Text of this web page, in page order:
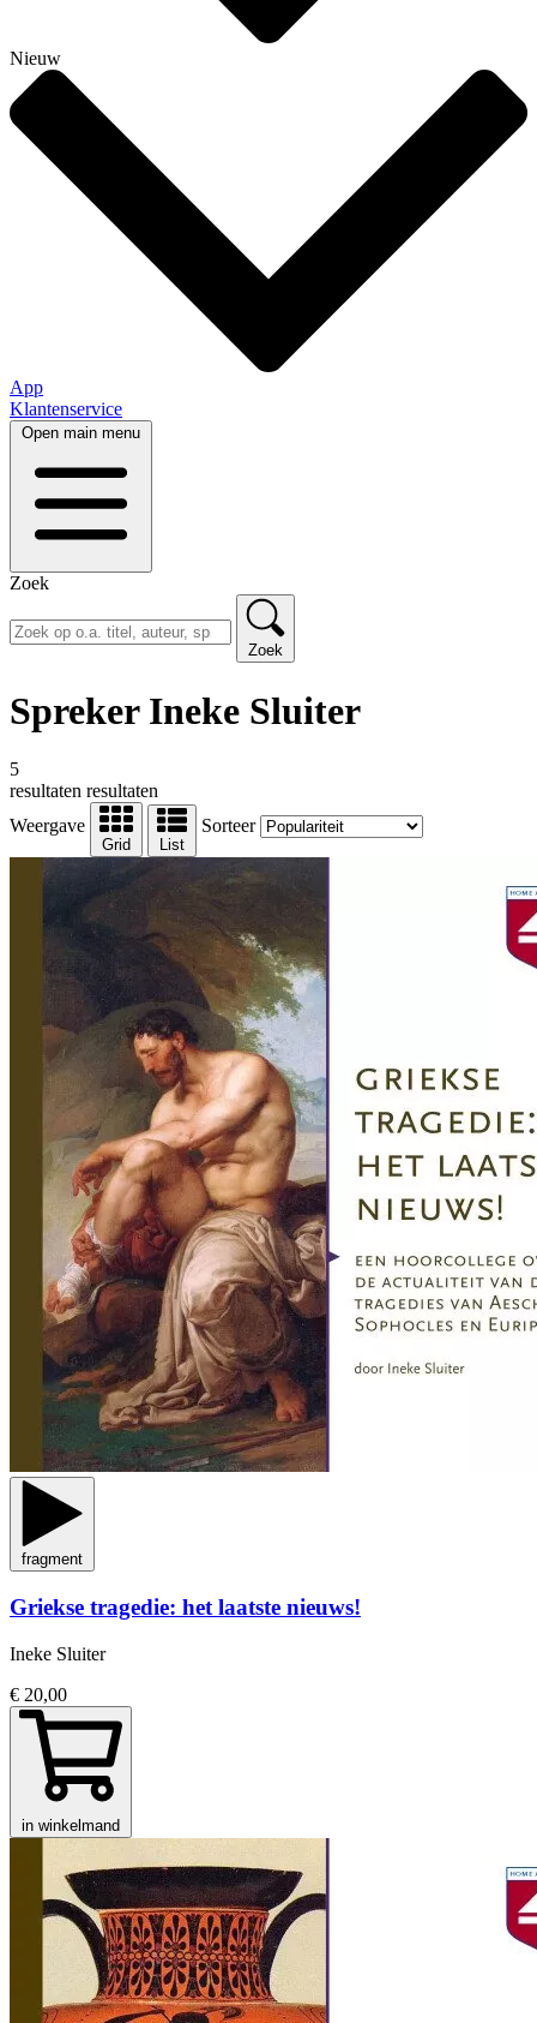
Nieuw
App
Klantenservice
Open main menu
Zoek
Zoek
Spreker Ineke Sluiter
5
resultaten resultaten
Weergave
Grid List
Sorteer
fragment
Griekse tragedie: het laatste nieuws!
Ineke Sluiter
€ 20,00
in winkelmand